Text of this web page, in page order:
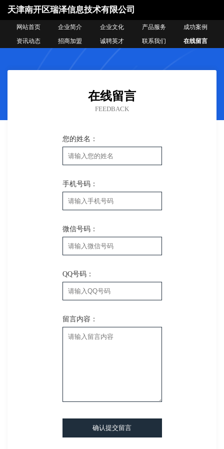
天津南开区瑞泽信息技术有限公司
网站首页 企业简介 企业文化 产品服务
成功案例
资讯动态
招商加盟 诚聘英才 联系我们 在线留言
在线留言
FEEDBACK
您的姓名：
手机号码：
微信号码：
QQ号码：
留言内容：
确认提交留言